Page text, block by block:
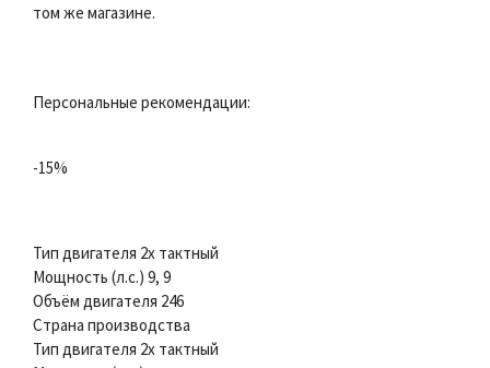
том же магазине.
Персональные рекомендации:
-15%
Тип двигателя 2х тактный
Мощность (л.с.) 9, 9
Объём двигателя 246
Страна производства
Тип двигателя 2х тактный